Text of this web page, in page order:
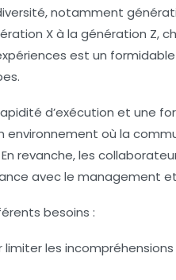
notamment
X à la génération Z,
est un
d’exécution et une
environnement où la
revanche, les
avec le management
besoins :
limiter les